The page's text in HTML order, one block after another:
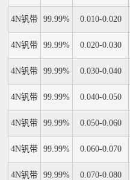
4N钒带 99.99% 0.010-0.020
4N钒带 99.99% 0.020-0.030
4N钒带 99.99% 0.030-0.040
4N钒带 99.99% 0.040-0.050
4N钒带 99.99% 0.050-0.060
4N钒带 99.99% 0.060-0.070
4N钒带 99.99% 0.070-0.080